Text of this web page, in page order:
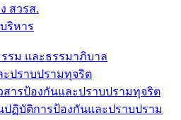
สวรส.
ริหาร
รม และธรรมาภิบาล
ปราบปรามทุจริต
สารป้องกันและปราบปรามทุจริต
ปฏิบัติการป้องกันและปราบปราม